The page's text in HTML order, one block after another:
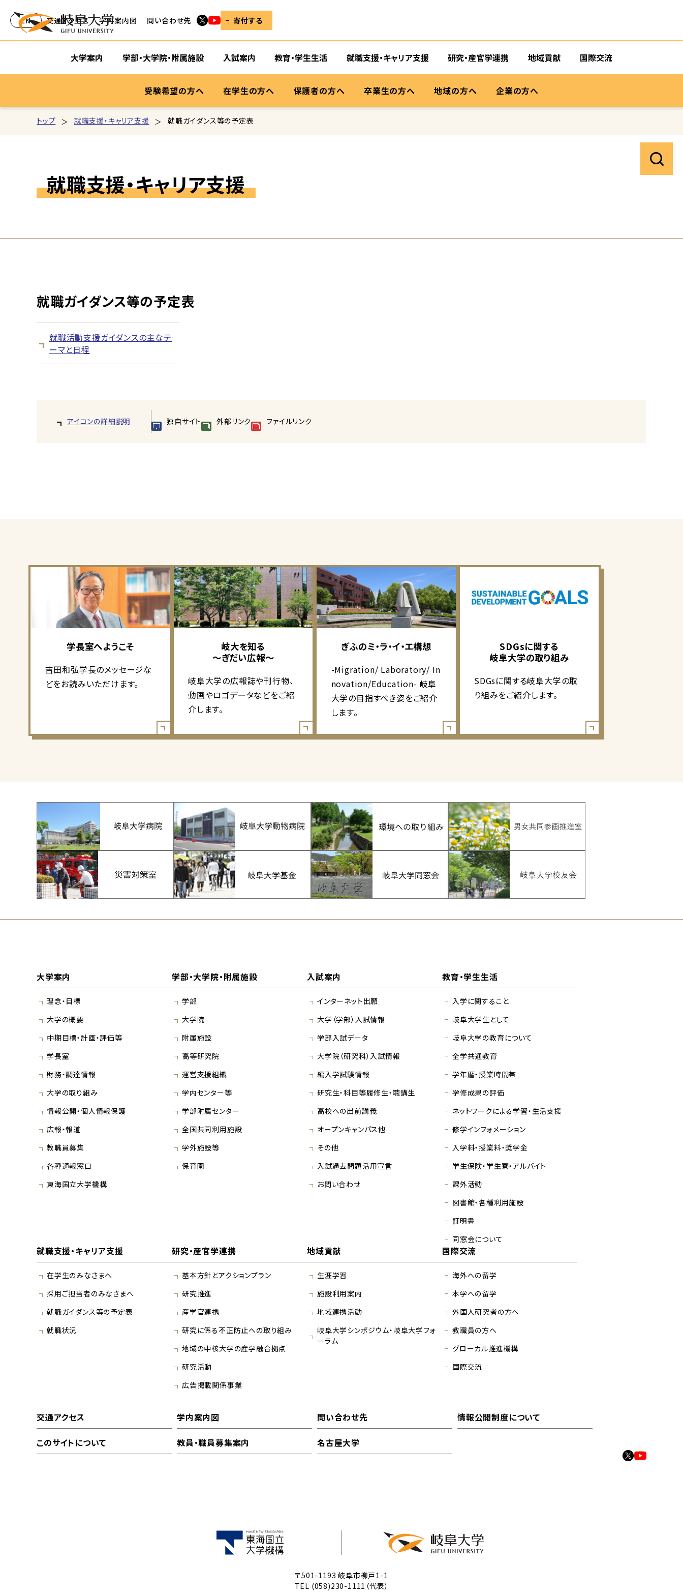
大学案内 学部・大学院・附属施設 入試案内 教育・学生生活 就職支援・キャリア支援 研究・産官学連携 地域貢献 国際交流
受験希望の方へ 在学生の方へ 保護者の方へ 卒業生の方へ 地域の方へ 企業の方へ
EN 交通アクセス 学内案内図 問い合わせ先 寄付する
トップ 就職支援・キャリア支援 就職ガイダンス等の予定表
就職支援・キャリア支援
就職ガイダンス等の予定表
就職活動支援ガイダンスの主なテ
ーマと日程
アイコンの詳細説明 独自サイト 外部リンク ファイルリンク
学長室へようこそ
吉田和弘学長のメッセージな
どをお読みいただけます。
岐大を知る
～ぎだい広報～
岐阜大学の広報誌や刊行物、
動画やロゴデータなどをご紹
介します。
ぎふのミ・ラ・イ・エ構想
-Migration/ Laboratory/ In
novation/Education- 岐阜
大学の目指すべき姿をご紹介
します。
SDGsに関する
岐阜大学の取り組み
SDGsに関する岐阜大学の取
り組みをご紹介します。
大学案内
理念・目標
大学の概要
中期目標・計画・評価等
学長室
財務・調達情報
大学の取り組み
情報公開・個人情報保護
広報・報道
教職員募集
各種通報窓口
東海国立大学機構
学部・大学院・附属施設
学部
大学院
附属施設
高等研究院
運営支援組織
学内センター等
学部附属センター
全国共同利用施設
学外施設等
保育園
入試案内
インターネット出願
大学（学部）入試情報
学部入試データ
大学院（研究科）入試情報
編入学試験情報
研究生・科目等履修生・聴講生
高校への出前講義
オープンキャンパス他
その他
入試過去問題活用宣言
お問い合わせ
教育・学生生活
入学に関すること
岐阜大学生として
岐阜大学の教育について
全学共通教育
学年暦・授業時間帯
学修成果の評価
ネットワークによる学習・生活支援
修学インフォメーション
入学料・授業料・奨学金
学生保険・学生寮・アルバイト
課外活動
図書館・各種利用施設
証明書
同窓会について
就職支援・キャリア支援
在学生のみなさまへ
採用ご担当者のみなさまへ
就職ガイダンス等の予定表
就職状況
研究・産官学連携
基本方針とアクションプラン
研究推進
産学官連携
研究に係る不正防止への取り組み
地域の中核大学の産学融合拠点
研究活動
広告掲載関係事業
地域貢献
生涯学習
施設利用案内
地域連携活動
岐阜大学シンポジウム・岐阜大学フォ
ーラム
国際交流
海外への留学
本学への留学
外国人研究者の方へ
教職員の方へ
グローカル推進機構
国際交流
交通アクセス 学内案内図 問い合わせ先 情報公開制度について
このサイトについて 教員・職員募集案内 名古屋大学
〒501-1193 岐阜市柳戸1-1
TEL (058)230-1111（代表）